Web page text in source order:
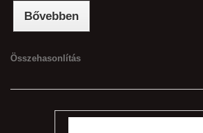
Bővebben
Összehasonlítás